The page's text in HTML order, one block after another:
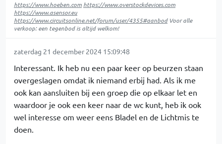
https://www.hoeben.com https://www.overstockdevices.com
https://www.asensor.eu
https://www.circuitsonline.net/forum/user/4355#aanbodVoor alle
verkoop: een tegenbod is altijd welkom!
zaterdag 21 december 2024 15:09:48
Interessant. Ik heb nu een paar keer op beurzen staan
overgeslagen omdat ik niemand erbij had. Als ik me
ook kan aansluiten bij een groep die op elkaar let en
waardoor je ook een keer naar de wc kunt, heb ik ook
wel interesse om weer eens Bladel en de Lichtmis te
doen.